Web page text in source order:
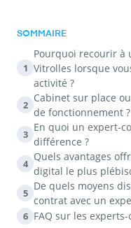
SOMMAIRE
1
Pourquoi recourir à
Vitrolles lorsque
activité ?
2
Cabinet sur place
de fonctionnement ?
3
En quoi un expert-
différence ?
4
Quels avantages
digital le plus
5
De quels moyens
contrat avec un
6 FAQ sur les